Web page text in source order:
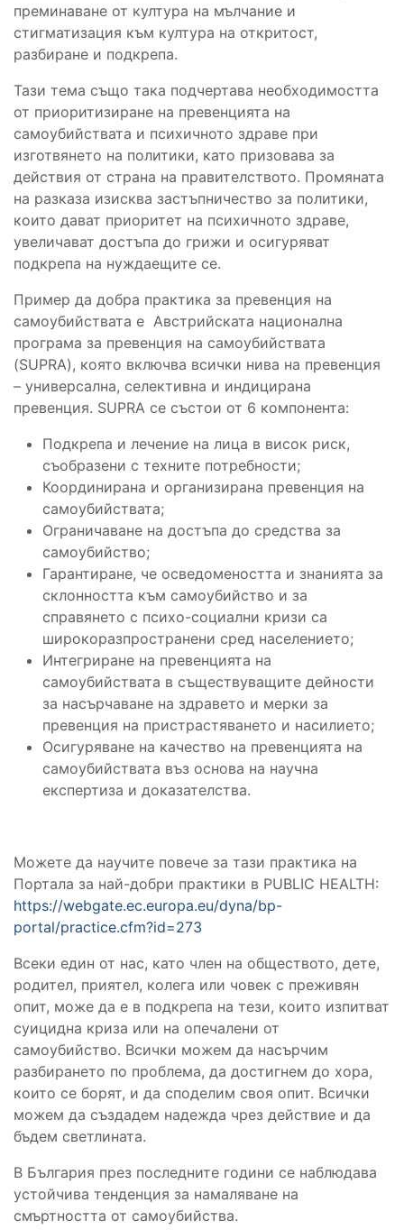
преминаване от култура на мълчание и
стигматизация към култура на откритост,
разбиране и подкрепа.
Тази тема също така подчертава необходимостта
от приоритизиране на превенцията на
самоубийствата и психичното здраве при
изготвянето на политики, като призовава за
действия от страна на правителството. Промяната
на разказа изисква застъпничество за политики,
които дават приоритет на психичното здраве,
увеличават достъпа до грижи и осигуряват
подкрепа на нуждаещите се.
Пример да добра практика за превенция на
самоубийствата е Австрийската национална
програма за превенция на самоубийствата
(SUPRA), която включва всички нива на превенция
– универсална, селективна и индицирана
превенция. SUPRA се състои от 6 компонента:
Подкрепа и лечение на лица в висок риск,
съобразени с техните потребности;
Координирана и организирана превенция на
самоубийствата;
Ограничаване на достъпа до средства за
самоубийство;
Гарантиране, че осведомеността и знанията за
склонността към самоубийство и за
справянето с психо-социални кризи са
широкоразпространени сред населението;
Интегриране на превенцията на
самоубийствата в съществуващите дейности
за насърчаване на здравето и мерки за
превенция на пристрастяването и насилието;
Осигуряване на качество на превенцията на
самоубийствата въз основа на научна
експертиза и доказателства.
Можете да научите повече за тази практика на
Портала за най-добри практики в PUBLIC HEALTH:
https://webgate.ec.europa.eu/dyna/bp-
portal/practice.cfm?id=273
Всеки един от нас, като член на обществото, дете,
родител, приятел, колега или човек с преживян
опит, може да е в подкрепа на тези, които изпитват
суицидна криза или на опечалени от
самоубийство. Всички можем да насърчим
разбирането по проблема, да достигнем до хора,
които се борят, и да споделим своя опит. Всички
можем да създадем надежда чрез действие и да
бъдем светлината.
В България през последните години се наблюдава
устойчива тенденция за намаляване на
смъртността от самоубийства.